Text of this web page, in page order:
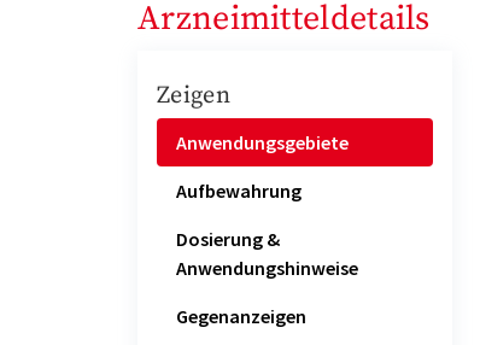
Arzneimitteldetails
Zeigen
Anwendungsgebiete
Aufbewahrung
Dosierung &
Anwendungshinweise
Gegenanzeigen